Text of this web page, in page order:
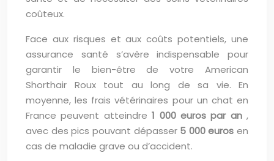
coûteux.
Face aux risques et aux coûts potentiels, une
assurance santé s’avère indispensable pour
garantir le bien-être de votre American
Shorthair Roux tout au long de sa vie. En
moyenne, les frais vétérinaires pour un chat en
France peuvent atteindre1 000 euros par an ,
avec des pics pouvant dépasser 5 000 euros en
cas de maladie grave ou d’accident.